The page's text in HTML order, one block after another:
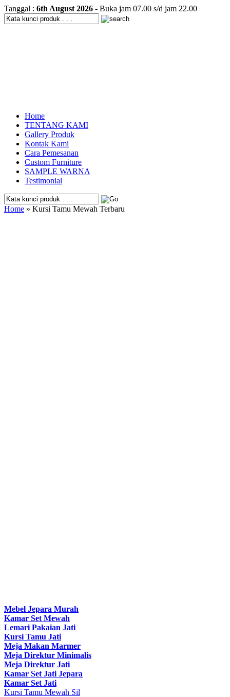
Tanggal : 6th August 2026 - Buka jam 07.00 s/d jam 22.00
Home
TENTANG KAMI
Gallery Produk
Kontak Kami
Cara Pemesanan
Custom Furniture
SAMPLE WARNA
Testimonial
Home » Kursi Tamu Mewah Terbaru
Mebel Jepara Murah
Kamar Set Mewah
Lemari Pakaian Jati
Kursi Tamu Jati
Meja Makan Marmer
Meja Direktur Minimalis
Meja Direktur Jati
Kamar Set Jati Jepara
Kamar Set Jati
Kursi Tamu Mewah Sil